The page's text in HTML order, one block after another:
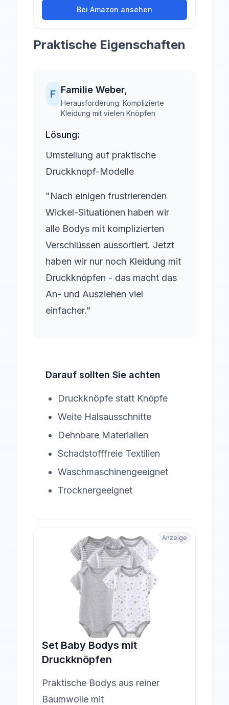
Bei Amazon ansehen
Praktische Eigenschaften
F Familie Weber,
Herausforderung: Komplizierte
Kleidung mit vielen Knöpfen
Lösung:
Umstellung auf praktische
Druckknopf-Modelle
"Nach einigen frustrierenden
Wickel-Situationen haben wir
alle Bodys mit komplizierten
Verschlüssen aussortiert. Jetzt
haben wir nur noch Kleidung mit
Druckknöpfen - das macht das
An- und Ausziehen viel
einfacher."
Darauf sollten Sie achten
Druckknöpfe statt Knöpfe
Weite Halsausschnitte
Dehnbare Materialien
Schadstofffreie Textilien
Waschmaschinengeeignet
Trocknergeeignet
Anzeige
Set Baby Bodys mit
Druckknöpfen
Praktische Bodys aus reiner
Baumwolle mit